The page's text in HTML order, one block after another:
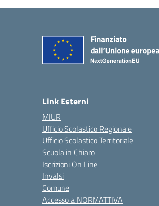
Link Esterni
MIUR
Ufficio Scolastico Regionale
Ufficio Scolastico Territoriale
Scuola in Chiaro
Iscrizioni On Line
Invalsi
Comune
Accesso a NORMATTIVA